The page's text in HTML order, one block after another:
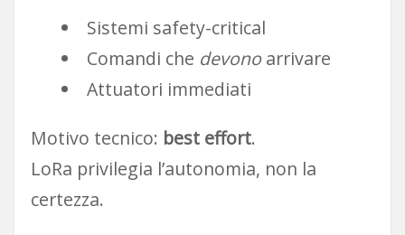
Sistemi safety-critical
Comandi che devonoarrivare
Attuatori immediati
Motivo tecnico: best effort.
LoRa privilegia l’autonomia, non la
certezza.